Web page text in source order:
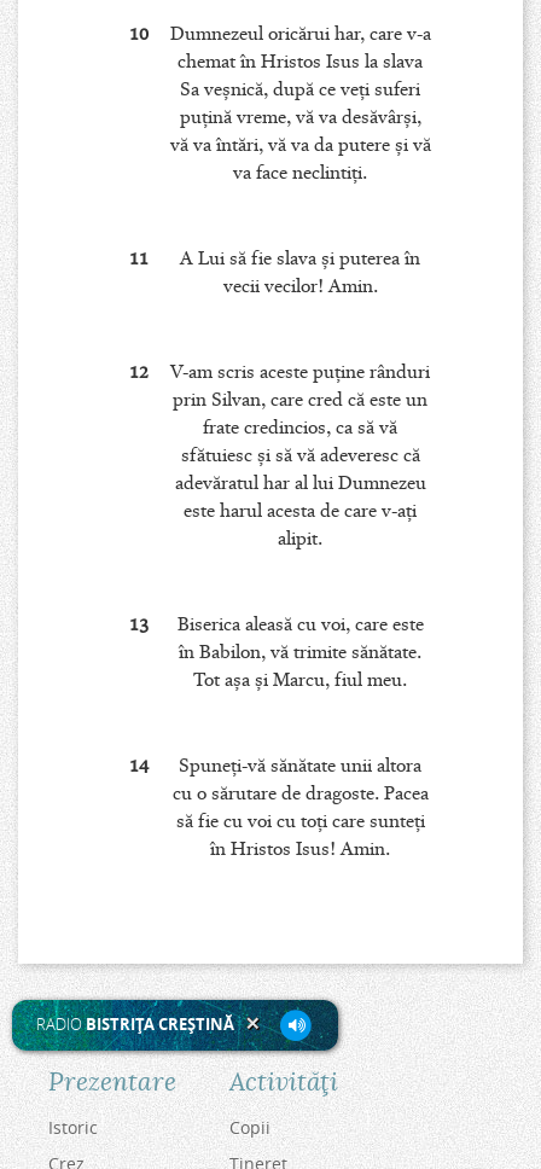
10
Dumnezeul oricărui har, care v-a
chemat în Hristos Isus la slava
Sa veşnică, după ce veţi suferi
puţină vreme, vă va desăvârşi,
vă va întări, vă va da putere şi vă
va face neclintiţi.
11
A Lui să fie slava şi puterea în
vecii vecilor! Amin.
12
V-am scris aceste puţine rânduri
prin Silvan, care cred că este un
frate credincios, ca să vă
sfătuiesc şi să vă adeveresc că
adevăratul har al lui Dumnezeu
este harul acesta de care v-aţi
alipit.
13
Biserica aleasă cu voi, care este
în Babilon, vă trimite sănătate.
Tot aşa şi Marcu, fiul meu.
14
Spuneţi-vă sănătate unii altora
cu o sărutare de dragoste. Pacea
să fie cu voi cu toţi care sunteţi
în Hristos Isus! Amin.
RADIOBISTRIŢA CREŞTINĂ
Prezentare
Istoric
Crez
Activităţi
Copii
Tineret